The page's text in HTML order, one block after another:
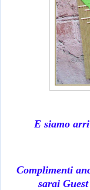
E siamo
Complimenti
sarai